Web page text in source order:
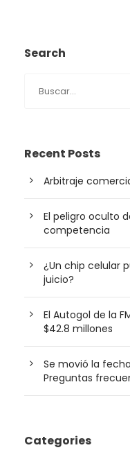
Search
Recent Posts
Arbitraje
El peligro oculto
competencia
¿Un chip celular
juicio?
El Autogol de la
$42.8 millones
Se movió la
Preguntas
Categories